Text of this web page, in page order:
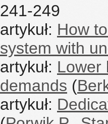
241-249
artykuł: How
system with
artykuł: Lower
demands (
artykuł: